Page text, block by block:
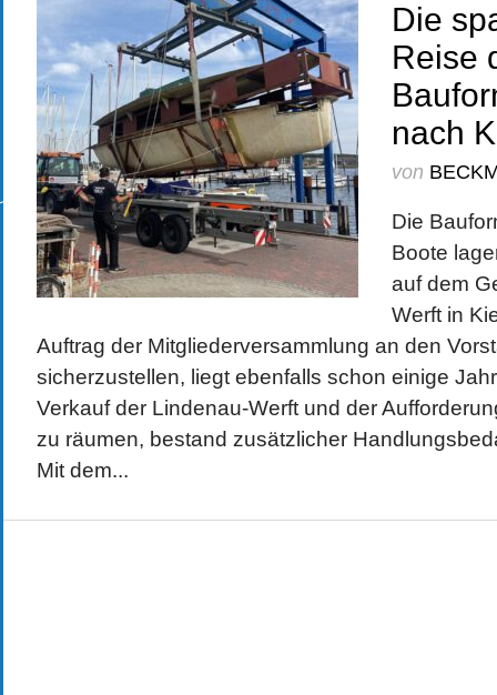
Die
Reise
nach
von
Die
Boote
auf dem
Werft in
Auftrag der Mitgliederversammlung an den
sicherzustellen, liegt ebenfalls schon einige
Verkauf der Lindenau-Werft und der
zu räumen, bestand zusätzlicher
Mit dem...